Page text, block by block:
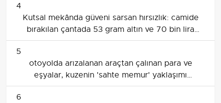
4
Kutsal mekânda güveni sarsan hırsızlık: camide
bırakılan çantada 53 gram altın ve 70 bin lira
çalındı
5
otoyolda arızalanan araçtan çalınan para ve
eşyalar, kuzenin 'sahte memur' yaklaşımı
soruşturma başlattı
6